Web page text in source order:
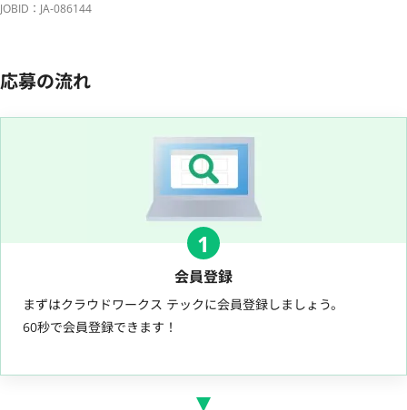
JOBID：JA-086144
応募の流れ
1
会員登録
まずはクラウドワークス テックに会員登録しましょう。
60秒で会員登録できます！